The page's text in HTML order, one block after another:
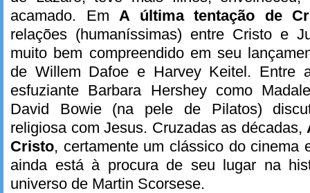
acamado. Em A última tentação de
relações (humaníssimas) entre Cristo e
muito bem compreendido em seu
de Willem Dafoe e Harvey Keitel. Entre
esfuziante Barbara Hershey como
David Bowie (na pele de Pilatos)
religiosa com Jesus. Cruzadas as décadas,
Cristo, certamente um clássico do cinema
ainda está à procura de seu lugar na
universo de Martin Scorsese.